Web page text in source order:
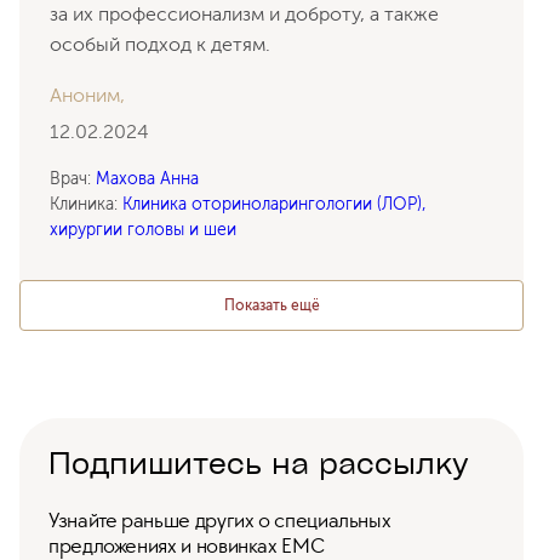
за их профессионализм и доброту, а также
особый подход к детям.
Аноним,
12.02.2024
Врач: Махова Анна
Клиника: Клиника оториноларингологии (ЛОР),
хирургии головы и шеи
Показать ещё
Подпишитесь на рассылку
Узнайте раньше других о специальных
предложениях и новинках ЕМС